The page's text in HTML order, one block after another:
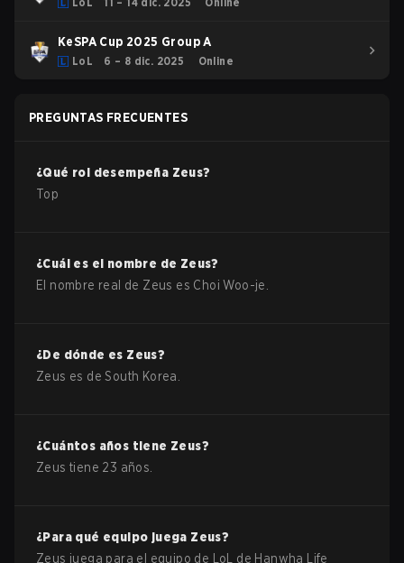
KeSPA Cup 2025 Group A
LoL 6 – 8 dic. 2025 Online
PREGUNTAS FRECUENTES
¿Qué rol desempeña Zeus?
Top
¿Cuál es el nombre de Zeus?
El nombre real de Zeus es Choi Woo-je
¿De dónde es Zeus?
Zeus es deSouth Korea
¿Cuántos años tiene Zeus?
Zeus tiene 23 años.
¿Para qué equipo juega Zeus?
Zeus juega para el equipo de LoL de Hanwha Life